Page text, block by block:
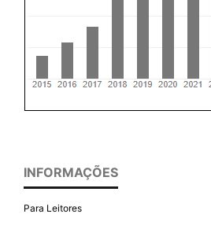
INFORMAÇÕES
Para Leitores